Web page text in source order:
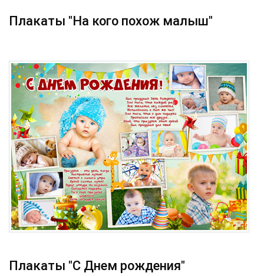
Плакаты "На кого похож малыш"
Плакаты "С Днем рождения"